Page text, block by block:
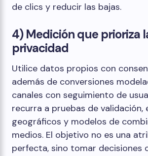
de clics y reducir las bajas.
4) Medición que prioriza
privacidad
Utilice datos propios con
además de conversiones
canales con seguimiento de
recurra a pruebas de validación,
geográficos y modelos de
medios. El objetivo no es una
perfecta, sino tomar decisiones